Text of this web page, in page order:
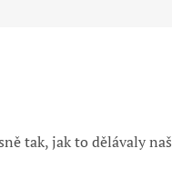
tak, jak to dělávaly